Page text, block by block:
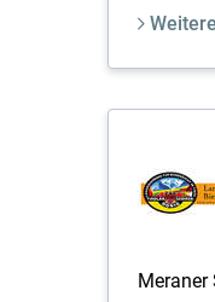
Meraner